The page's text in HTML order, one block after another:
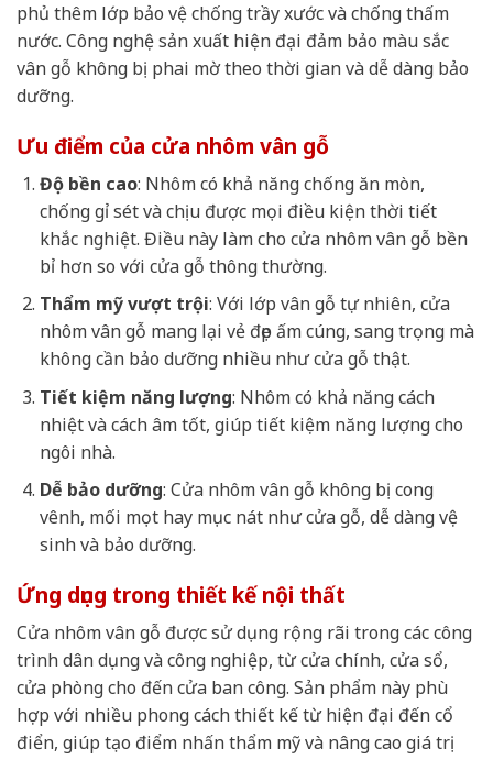
phủ thêm lớp bảo vệ chống trầy xước và chống thấm
nước. Công nghệ sản xuất hiện đại đảm bảo màu sắc
vân gỗ không bị phai mờ theo thời gian và dễ dàng bảo
dưỡng.
Ưu điểm của cửa nhôm vân gỗ
Độ bền cao: Nhôm có khả năng chống ăn mòn,
chống gỉ sét và chịu được mọi điều kiện thời tiết
khắc nghiệt. Điều này làm cho cửa nhôm vân gỗ bền
bỉ hơn so với cửa gỗ thông thường.
Thẩm mỹ vượt trội: Với lớp vân gỗ tự nhiên, cửa
nhôm vân gỗ mang lại vẻ đẹp ấm cúng, sang trọng mà
không cần bảo dưỡng nhiều như cửa gỗ thật.
Tiết kiệm năng lượng: Nhôm có khả năng cách
nhiệt và cách âm tốt, giúp tiết kiệm năng lượng cho
ngôi nhà.
Dễ bảo dưỡng: Cửa nhôm vân gỗ không bị cong
vênh, mối mọt hay mục nát như cửa gỗ, dễ dàng vệ
sinh và bảo dưỡng.
Ứng dụng trong thiết kế nội thất
Cửa nhôm vân gỗ được sử dụng rộng rãi trong các công
trình dân dụng và công nghiệp, từ cửa chính, cửa sổ,
cửa phòng cho đến cửa ban công. Sản phẩm này phù
hợp với nhiều phong cách thiết kế từ hiện đại đến cổ
điển, giúp tạo điểm nhấn thẩm mỹ và nâng cao giá trị